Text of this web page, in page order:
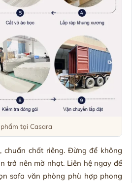
tại Casara
chất riêng. Đừng để không
trở nên mờ nhạt. Liên hệ ngay để
sofa văn phòng phù hợp phong